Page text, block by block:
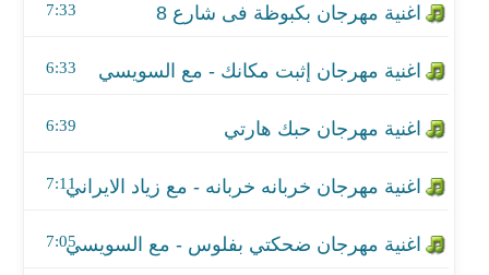
7:33
6:33
6:39
7:11
7:05
اغنية مهرجان السبع عظماء
اغنية مهرجان يا ام طرحه جميله
اغنية مهرجان اسلكوا لهتهلكوا - مع السويسي